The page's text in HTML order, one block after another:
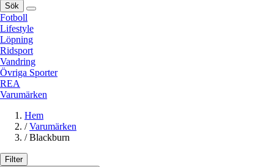
Sök
Fotboll
Lifestyle
Löpning
Ridsport
Vandring
Övriga Sporter
REA
Varumärken
Hem
/ Varumärken
/ Blackburn
Filter